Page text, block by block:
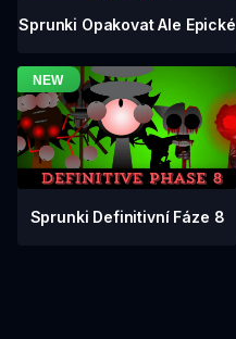
Sprunki Opakovat Ale Epické
Sprunki Definitivní Fáze 8